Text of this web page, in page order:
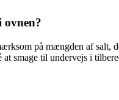
på mængden af salt,
smage til undervejs i